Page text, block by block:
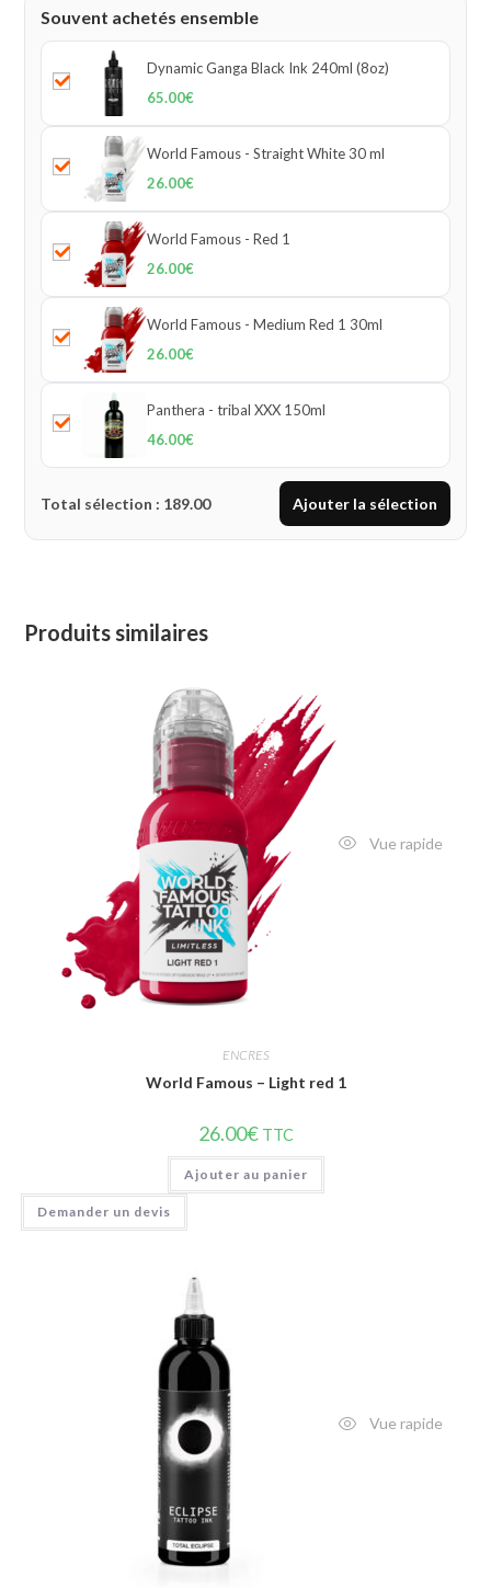
Souvent achetés ensemble
Dynamic Ganga Black Ink 240ml (8oz)
65.00€
World Famous - Straight White 30 ml
26.00€
World Famous - Red 1
26.00€
World Famous - Medium Red 1 30ml
26.00€
Panthera - tribal XXX 150ml
46.00€
Total sélection : 189.00 Ajouter la sélection
Produits similaires
Vue rapide
ENCRES
World Famous – Light red 1
26.00€ TTC
Ajouter au panier
Demander un devis
Vue rapide